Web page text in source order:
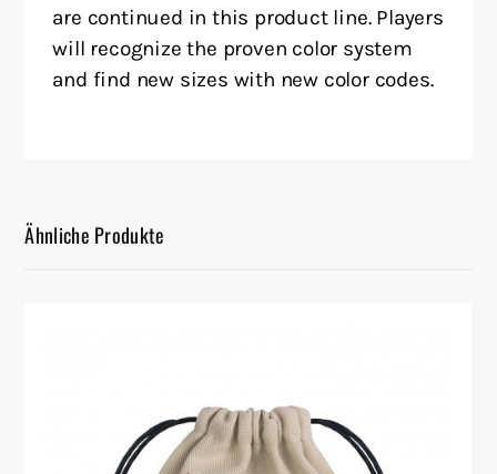
are continued in this product line. Players
will recognize the proven color system
and find new sizes with new color codes.
Ähnliche Produkte